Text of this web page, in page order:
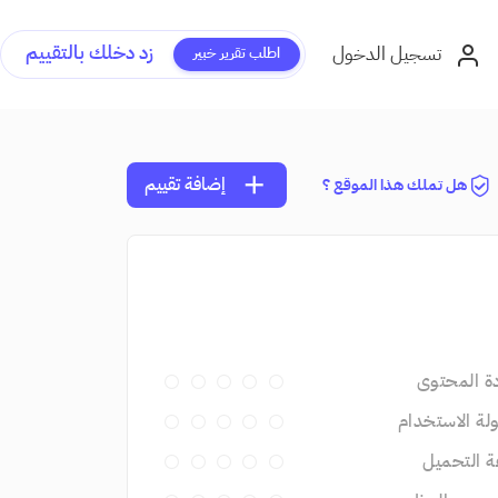
تسجيل الدخول اطلب تقرير خبير زد دخلك بالتقييم
هل تملك هذا الموقع ؟ add إضافة تقييم
المحتوى
الاستخدام
التحميل